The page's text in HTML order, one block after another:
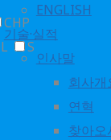
ENGLISH
기술·실적
인사말
회사개
연혁
찾아오
CHP
S